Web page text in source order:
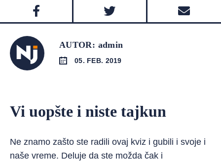
AUTOR: admin
05. FEB. 2019
Vi uopšte i niste tajkun
Ne znamo zašto ste radili ovaj kviz i gubili i svoje i
naše vreme. Deluje da ste možda čak i